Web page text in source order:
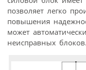
позволяет легко
повышения
может
неисправных блоков.